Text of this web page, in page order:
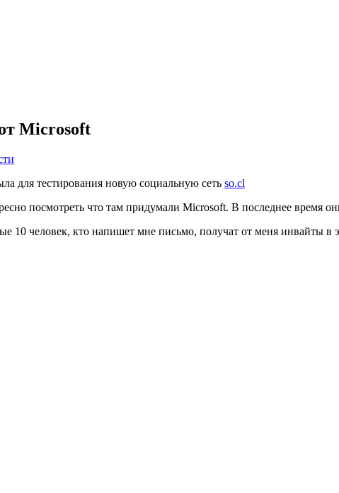
Microsoft
для тестирования новую социальную сеть so.cl
посмотреть что там придумали Microsoft. В последнее время
10 человек, кто напишет мне письмо, получат от меня инвайты в